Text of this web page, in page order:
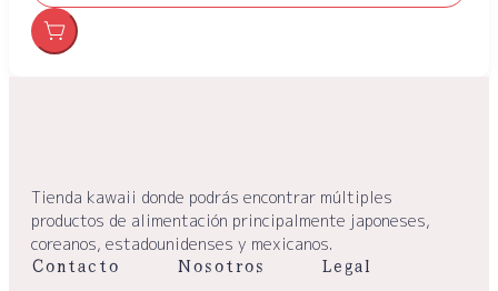
Tienda kawaii donde podrás encontrar múltiples
productos de alimentación principalmente japoneses,
coreanos, estadounidenses y mexicanos.
Contacto Nosotros Legal